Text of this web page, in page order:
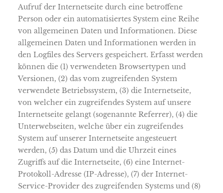
Aufruf der Internetseite durch eine betroffene
Person oder ein automatisiertes System eine Reihe
von allgemeinen Daten und Informationen. Diese
allgemeinen Daten und Informationen werden in
den Logfiles des Servers gespeichert. Erfasst werden
können die (1) verwendeten Browsertypen und
Versionen, (2) das vom zugreifenden System
verwendete Betriebssystem, (3) die Internetseite,
von welcher ein zugreifendes System auf unsere
Internetseite gelangt (sogenannte Referrer), (4) die
Unterwebseiten, welche über ein zugreifendes
System auf unserer Internetseite angesteuert
werden, (5) das Datum und die Uhrzeit eines
Zugriffs auf die Internetseite, (6) eine Internet-
Protokoll-Adresse (IP-Adresse), (7) der Internet-
Service-Provider des zugreifenden Systems und (8)